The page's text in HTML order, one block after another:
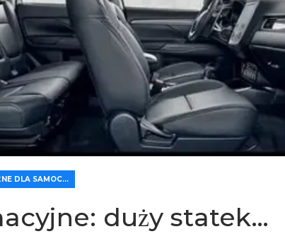
🛠️ RÓŻNE DLA SAMOCHODÓW
duży statek…